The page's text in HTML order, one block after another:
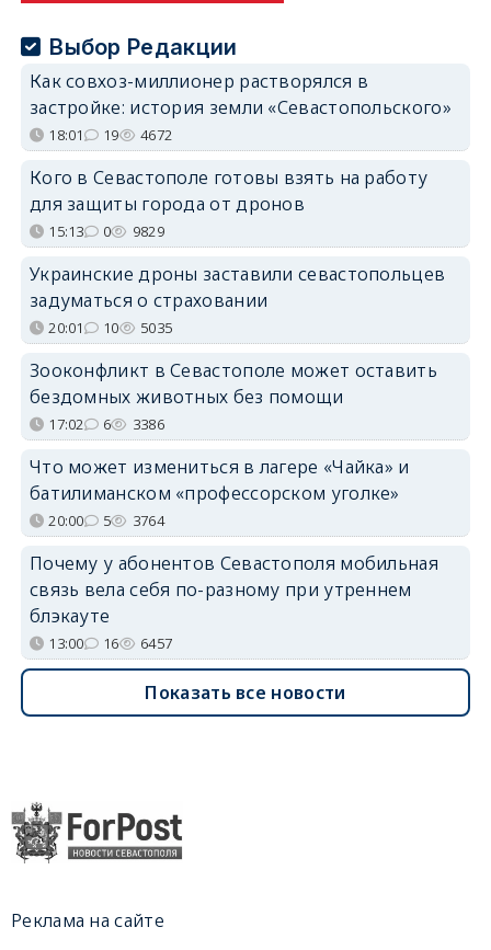
Выбор Редакции
Как совхоз-миллионер растворялся в
застройке: история земли «Севастопольского»
18:01 19 4672
Кого в Севастополе готовы взять на работу
для защиты города от дронов
15:13 0 9829
Украинские дроны заставили севастопольцев
задуматься о страховании
20:01 10 5035
Зооконфликт в Севастополе может оставить
бездомных животных без помощи
17:02 6 3386
Что может измениться в лагере «Чайка» и
батилиманском «профессорском уголке»
20:00 5 3764
Почему у абонентов Севастополя мобильная
связь вела себя по-разному при утреннем
блэкауте
13:00 16 6457
Показать все новости
Реклама на сайте